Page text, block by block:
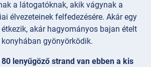
a látogatóknak, akik vágynak a
élvezeteinek felfedezésére. Akár egy
akár hagyományos bajan ételt
gyönyörködik.
lenyűgöző strand van ebben a kis